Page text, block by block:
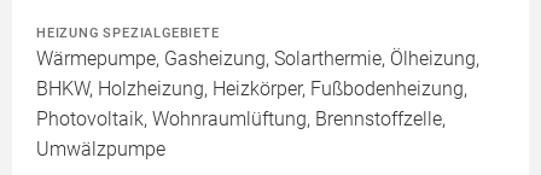
HEIZUNG SPEZIALGEBIETE
Wärmepumpe, Gasheizung, Solarthermie, Ölheizung,
BHKW, Holzheizung, Heizkörper, Fußbodenheizung,
Photovoltaik, Wohnraumlüftung, Brennstoffzelle,
Umwälzpumpe